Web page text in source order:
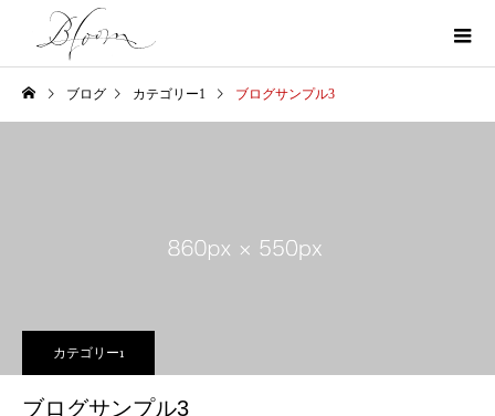
ブログ カテゴリー1 ブログサンプル3
カテゴリー1
ブログサンプル3